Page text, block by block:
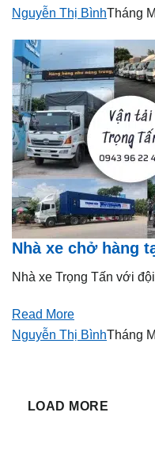
Nguyễn Thị BìnhTháng
Nhà xe chở hàng
Nhà xe Trọng Tấn với
Read More
Nguyễn Thị BìnhTháng
LOAD MORE